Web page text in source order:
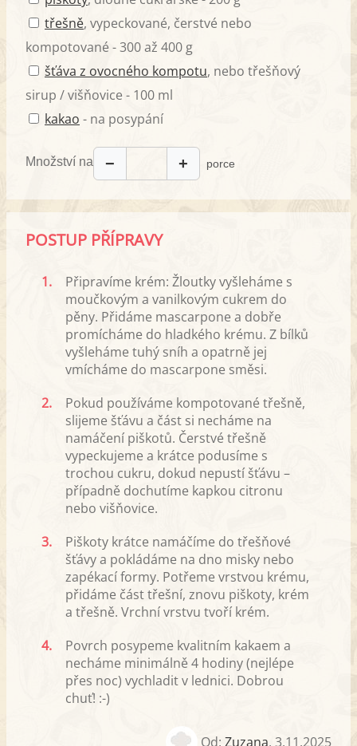
třešně, vypeckované, čerstvé nebo
kompotované - 300 až 400 g
šťáva z ovocného kompotu, nebo třešňový
sirup / višňovice - 100 ml
kakao - na posypání
Množství na − + porce
POSTUP PŘÍPRAVY
1.
Připravíme krém: Žloutky vyšleháme s
moučkovým a vanilkovým cukrem do
pěny. Přidáme mascarpone a dobře
promícháme do hladkého krému. Z bílků
vyšleháme tuhý sníh a opatrně jej
vmícháme do mascarpone směsi.
2.
Pokud používáme kompotované třešně,
slijeme šťávu a část si necháme na
namáčení piškotů. Čerstvé třešně
vypeckujeme a krátce podusíme s
trochou cukru, dokud nepustí šťávu –
případně dochutíme kapkou citronu
nebo višňovice.
3.
Piškoty krátce namáčíme do třešňové
šťávy a pokládáme na dno misky nebo
zapékací formy. Potřeme vrstvou krému,
přidáme část třešní, znovu piškoty, krém
a třešně. Vrchní vrstvu tvoří krém.
4.
Povrch posypeme kvalitním kakaem a
necháme minimálně 4 hodiny (nejlépe
přes noc) vychladit v lednici. Dobrou
chuť! :-)